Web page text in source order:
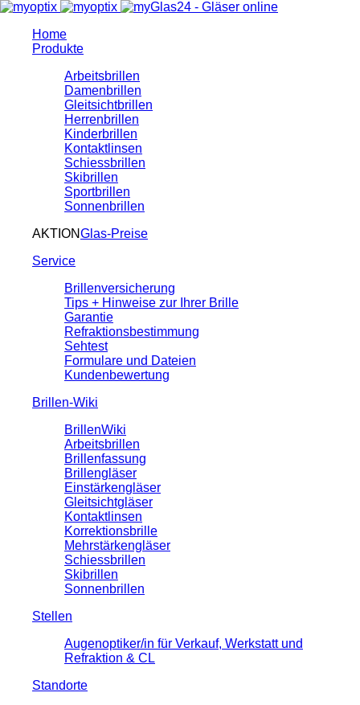
Home
Produkte
Arbeitsbrillen
Damenbrillen
Gleitsichtbrillen
Herrenbrillen
Kinderbrillen
Kontaktlinsen
Schiessbrillen
Skibrillen
Sportbrillen
Sonnenbrillen
AKTIONGlas-Preise
Service
Brillenversicherung
Tips + Hinweise zur Ihrer Brille
Garantie
Refraktionsbestimmung
Sehtest
Formulare und Dateien
Kundenbewertung
Brillen-Wiki
BrillenWiki
Arbeitsbrillen
Brillenfassung
Brillengläser
Einstärkengläser
Gleitsichtgläser
Kontaktlinsen
Korrektionsbrille
Mehrstärkengläser
Schiessbrillen
Skibrillen
Sonnenbrillen
Stellen
Augenoptiker/in für Verkauf, Werkstatt und
Refraktion & CL
Standorte